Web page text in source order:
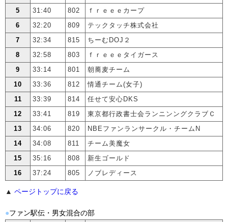
5
31:40 802
ｆｒｅｅｅカープ
6
32:20 809
テックタッチ株式会社
7
32:34 815
ちーむDOJ２
8
32:58 803
ｆｒｅｅｅタイガース
9
33:14 801
朝蕎麦チーム
10
33:36 812
情通チーム(女子)
11
33:39 814
任せて安心DKS
12
33:41 819
東京都行政書士会ランニンングクラブＣ
13
34:06 820
NBEファンランサークル・チームN
14
34:08 811
チーム美魔女
15
35:16 808
新生ゴールド
16
37:24 805 ノブレディース
▲ ページトップに戻る
●ファン駅伝・男女混合の部